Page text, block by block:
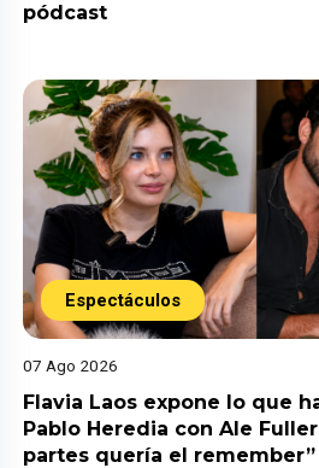
pódcast
Espectáculos
07 Ago 2026
Flavia Laos expone lo que
Pablo Heredia con Ale
partes quería el remember”